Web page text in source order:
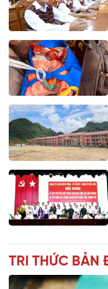
TRI THỨC BẢN